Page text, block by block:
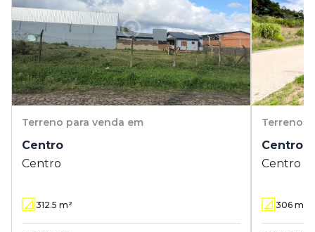
Terreno para venda em
Centro
Centro
312.5 m²
Terreno
Centro
Centro
306 m²